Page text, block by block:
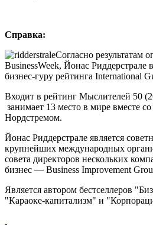
Справка:
Согласно результатам
BusinessWeek, Йонас
бизнес-гуру рейтинга International
Входит в рейтинг Мыслителей 50
занимает 13 место в мире вместе
Нордстремом.
Йонас Риддерстрале является
крупнейших международных
совета директоров нескольких
бизнес — Business Improvement
Является автором бестселлеров
"Караоке-капитализм" и